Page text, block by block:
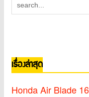
เรื่องล่าสุด
Honda Air Blade